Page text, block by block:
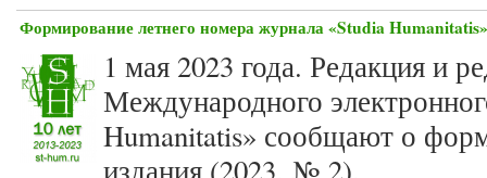
Формирование летнего номера журнала «Studia
1 мая 2023 года. Редакция и
Международного
Humanitatis» сообщают о